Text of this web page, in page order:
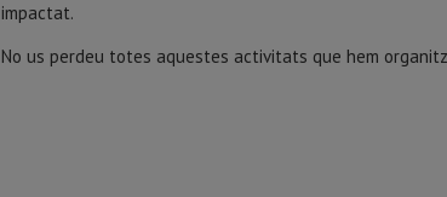
impactat.
No us perdeu totes aquestes activitats que hem